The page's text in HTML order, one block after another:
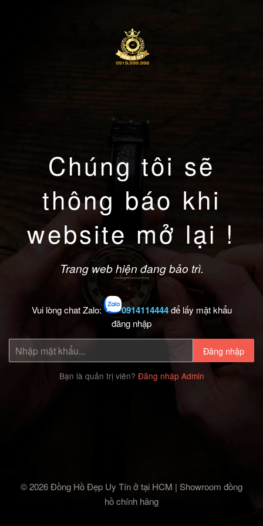
Chúng tôi sẽ
thông báo khi
website mở lại !
Trang web hiện đang bảo trì.
Vui lòng chat Zalo: 0914114444để lấy mật khẩu
đăng nhập
Đăng nhập
Bạn là quản trị viên? Đăng nhập Admin
© 2026 Đồng Hồ Đẹp Uy Tín ở tại HCM | Showroom đồng
hồ chính hãng‎